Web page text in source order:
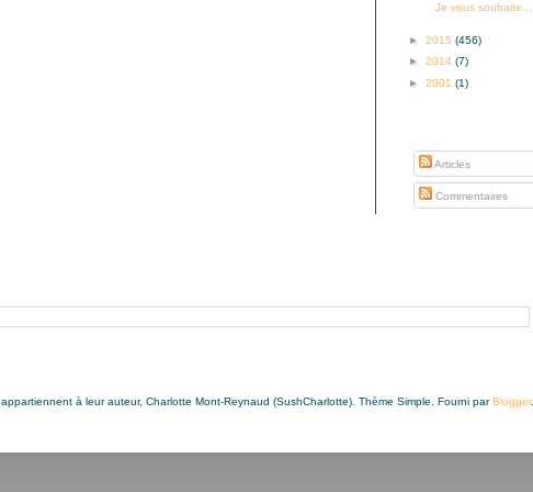
Je vous souhaite....
► 2015 (456)
► 2014 (7)
► 2001 (1)
Articles
Commentaires
à leur auteur, Charlotte Mont-Reynaud (SushCharlotte). Thème Simple. Fourni parBlogger.